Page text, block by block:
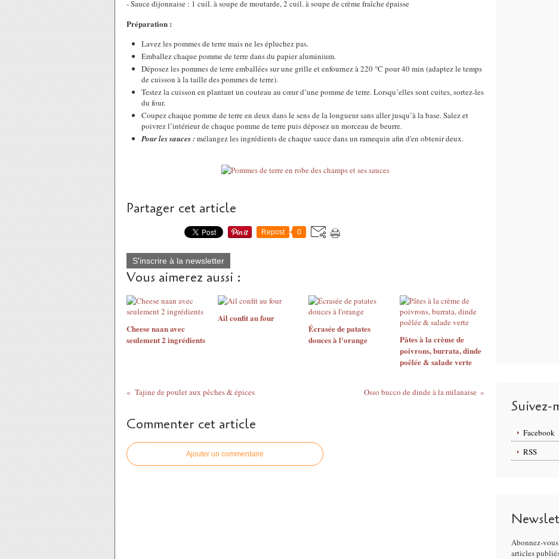
- Sauce dijonnaise : 1 cuil. à soupe de moutarde, 2 cuil. à soupe de crème fraîche épaisse
Préparation :
Lavez les pommes de terre mais ne les épluchez pas.
Emballez chaque pomme de terre dans du papier aluminium.
Déposez les pommes de terre emballées sur une grille et enfournez à 220 °C pour 40 min (adaptez le temps
de cuisson à la taille des pommes de terre).
Testez la cuisson en plantant un couteau au cœur d’une pomme de terre. Lorsqu’elles sont cuites, sortez-les
du four.
Coupez chaque pomme de terre en deux dans le sens de la longueur sans aller jusqu’à la base. Salez et
poivrez l’intérieur de chaque pomme de terre puis déposez un morceau de beurre.
Pour les sauces :mélangez les ingrédients de chaque sauce dans un ramequin afin d'en obtenir deux.
Partager cet article
Repost 0
S'inscrire à la newsletter
Vous aimerez aussi :
Cheese naan avec
seulement 2 ingrédients
Ail confit au four
Écrasée de patates
douces à l'orange
Pâtes à la crème de
poivrons, burrata, dinde
poêlée & salade verte
Tajine de poulet aux pêches & épices Osso bucco de dinde à la milanaise
Commenter cet article
Ajouter un commentaire
Suivez-
Facebook
RSS
Abonnez-
articles